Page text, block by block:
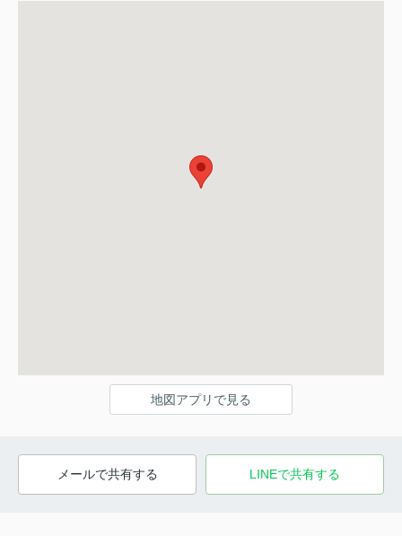
地図アプリで見る
メールで共有する LINEで共有する